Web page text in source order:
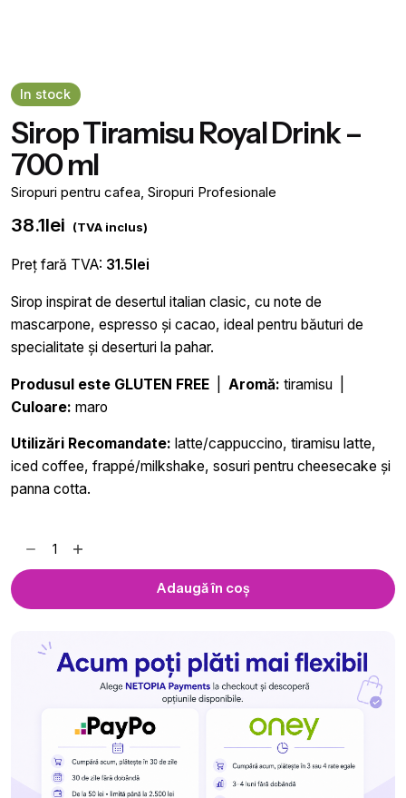
In stock
Sirop Tiramisu Royal Drink –
700 ml
Siropuri pentru cafea, Siropuri Profesionale
38.1lei (TVA inclus)
Preț fară TVA: 31.5 lei
Sirop inspirat de desertul italian clasic, cu note de
mascarpone, espresso și cacao, ideal pentru băuturi de
specialitate și deserturi la pahar.
Produsul este GLUTEN FREE Aromă: tiramisu |
Culoare: maro
Utilizări Recomandate: latte/cappuccino, tiramisu latte,
iced coffee, frappé/milkshake, sosuri pentru cheesecake și
panna cotta.
Tiramisu
Royal
Adaugă în coș